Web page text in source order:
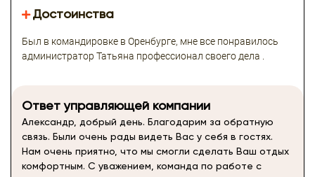
Достоинства
Был в командировке в Оренбурге, мне все понравилось
администратор Татьяна профессионал своего дела .
Ответ управляющей компании
Александр, добрый день. Благодарим за обратную
связь. Были очень рады видеть Вас у себя в гостях.
Нам очень приятно, что мы смогли сделать Ваш отдых
комфортным. С уважением, команда по работе с